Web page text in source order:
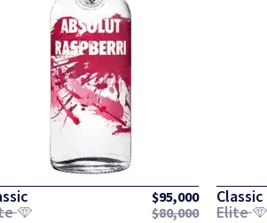
$95,000
$80,000
Classic
Elite